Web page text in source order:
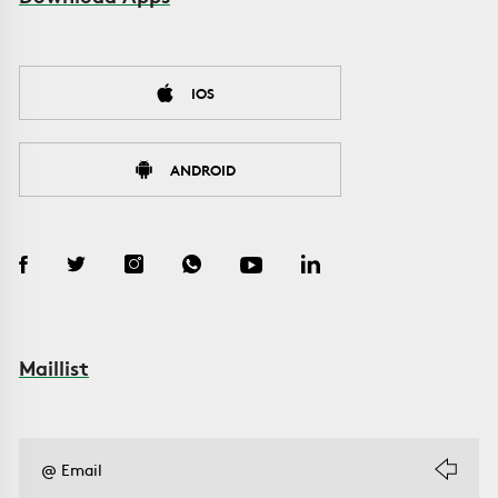
IOS
ANDROID
Maillist